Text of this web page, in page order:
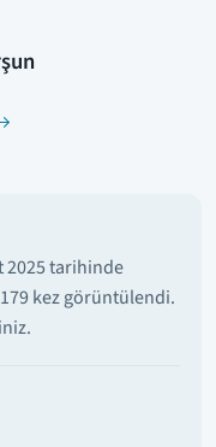
2025 tarihinde
kez görüntülendi.